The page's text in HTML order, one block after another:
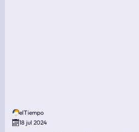
elTiempo
18 jul 2024